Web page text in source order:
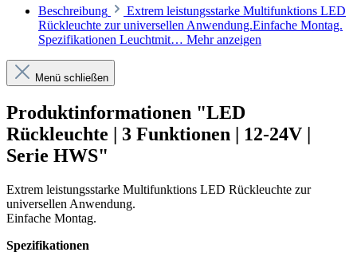
Beschreibung
Extrem leistungsstarke Multifunktions LED
Rückleuchte zur universellen Anwendung.Einfache Montag.
Spezifikationen Leuchtmit… Mehr anzeigen
Menü schließen
Produktinformationen "LED
Rückleuchte | 3 Funktionen | 12-24V |
Serie HWS"
Extrem leistungsstarke Multifunktions LED Rückleuchte zur
universellen Anwendung.
Einfache Montag.
Spezifikationen